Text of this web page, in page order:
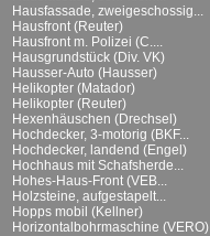
Hausfassade, zweigeschossig...
Hausfront (Reuter)
Hausfront m. Polizei (C....
Hausgrundstück (Div. VK)
Hausser-Auto (Hausser)
Helikopter (Matador)
Helikopter (Reuter)
Hexenhäuschen (Drechsel)
Hochdecker, 3-motorig (BKF...
Hochdecker, landend (Engel)
Hochhaus mit Schafsherde...
Hohes-Haus-Front (VEB...
Holzsteine, aufgestapelt...
Hopps mobil (Kellner)
Horizontalbohrmaschine (VERO)